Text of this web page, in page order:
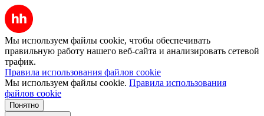
Мы используем файлы cookie, чтобы обеспечивать
правильную работу нашего веб-сайта и анализировать сетевой
трафик.
Правила использования файлов cookie
Мы используем файлы cookie. Правила использования
файлов cookie
Понятно